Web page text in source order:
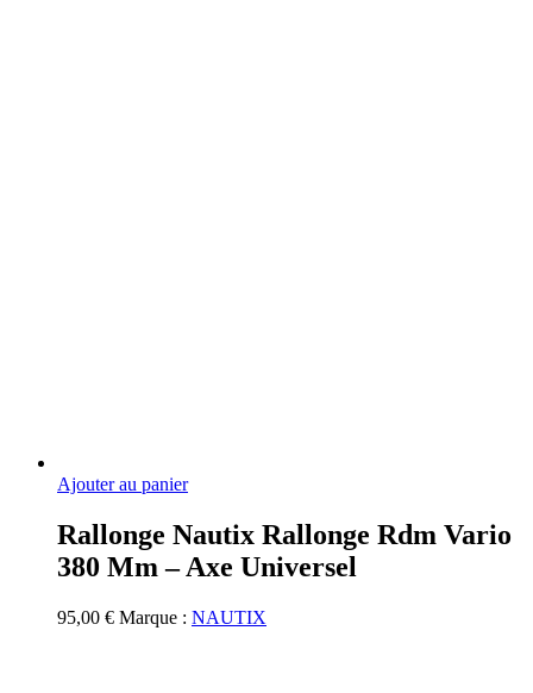
Ajouter au panier
Rallonge Nautix Rallonge Rdm Vario
380 Mm – Axe Universel
95,00 € Marque : NAUTIX